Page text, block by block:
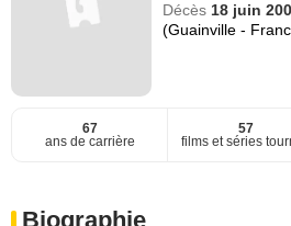
Décès 18 juin
(Guainville -
67
ans de carrière
57
films et séries
Biographie